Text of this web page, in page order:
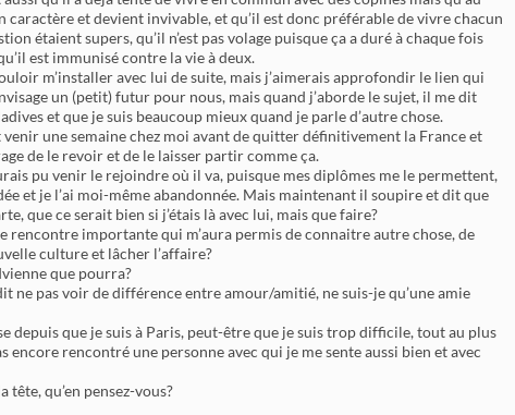
caractère et devient invivable, et qu’il est donc préférable de vivre chacun
étaient supers, qu’il n’est pas volage puisque ça a duré à chaque fois
est immunisé contre la vie à deux.
m’installer avec lui de suite, mais j’aimerais approfondir le lien qui
un (petit) futur pour nous, mais quand j’aborde le sujet, il me dit
et que je suis beaucoup mieux quand je parle d’autre chose.
venir une semaine chez moi avant de quitter définitivement la France et
de le revoir et de le laisser partir comme ça.
pu venir le rejoindre où il va, puisque mes diplômes me le permettent,
et je l’ai moi-même abandonnée. Mais maintenant il soupire et dit que
que ce serait bien si j’étais là avec lui, mais que faire?
rencontre importante qui m’aura permis de connaitre autre chose, de
culture et lâcher l’affaire?
que pourra?
ne pas voir de différence entre amour/amitié, ne suis-je qu’une amie
depuis que je suis à Paris, peut-être que je suis trop difficile, tout au plus
encore rencontré une personne avec qui je me sente aussi bien et avec
qu’en pensez-vous?